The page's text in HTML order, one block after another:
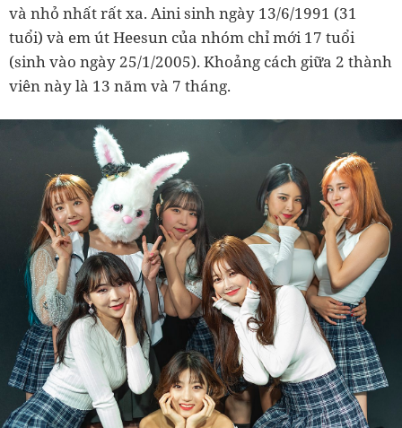
và nhỏ nhất rất xa. Aini sinh ngày 13/6/1991 (31
tuổi) và em út Heesun của nhóm chỉ mới 17 tuổi
(sinh vào ngày 25/1/2005). Khoảng cách giữa 2 thành
viên này là 13 năm và 7 tháng.